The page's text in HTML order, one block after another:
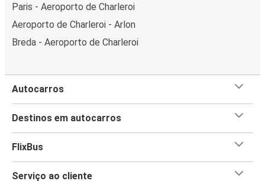
Paris - Aeroporto de Charleroi
Aeroporto de Charleroi - Arlon
Breda - Aeroporto de Charleroi
Autocarros
Destinos em autocarros
FlixBus
Serviço ao cliente